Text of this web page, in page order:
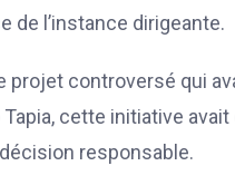
de l’instance dirigeante.
projet controversé qui
cette initiative
responsable.